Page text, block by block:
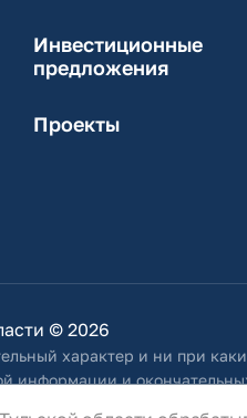
Инвестиционные
предложения
Проекты
© 2026
характер и ни при
информации и
за собой право в